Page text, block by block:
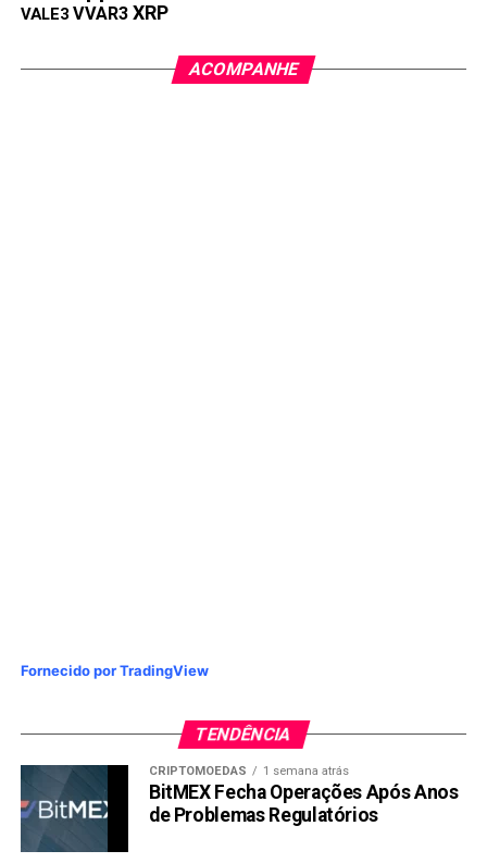
WhatsApp
Twitter
Facebook
RedditEmail
VALE3 VVAR3 XRP
ACOMPANHE
Fornecido por TradingView
TENDÊNCIA
CRIPTOMOEDAS 1 semana atrás
BitMEX Fecha Operações Após Anos
de Problemas Regulatórios